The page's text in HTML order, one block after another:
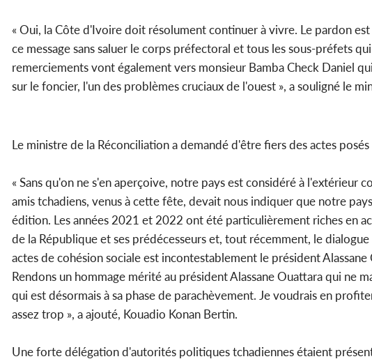
« Oui, la Côte d'Ivoire doit résolument continuer à vivre. Le pardon
ce message sans saluer le corps préfectoral et tous les sous-préfets
remerciements vont également vers monsieur Bamba Check Daniel
sur le foncier, l'un des problèmes cruciaux de l'ouest », a souligné le
Le ministre de la Réconciliation a demandé d'être fiers des actes
« Sans qu'on ne s'en aperçoive, notre pays est considéré à l'extérieur
amis tchadiens, venus à cette fête, devait nous indiquer que notre
édition. Les années 2021 et 2022 ont été particulièrement riches en
de la République et ses prédécesseurs et, tout récemment, le
actes de cohésion sociale est incontestablement le président
Rendons un hommage mérité au président Alassane Ouattara qui ne
qui est désormais à sa phase de parachèvement. Je voudrais en
assez trop », a ajouté, Kouadio Konan Bertin.
Une forte délégation d'autorités politiques tchadiennes étaient